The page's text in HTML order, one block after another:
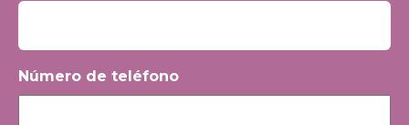
Número de teléfono